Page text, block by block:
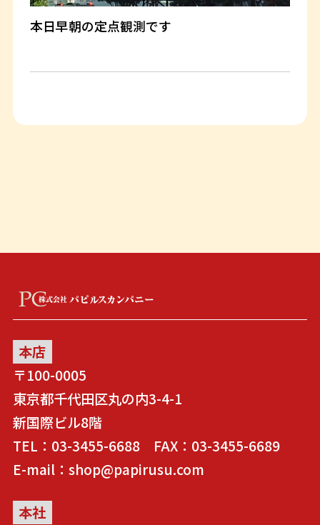
本日早朝の定点観測です
本店
〒100-0005
東京都千代田区丸の内3-4-1
新国際ビル8階
TEL：03-3455-6688 FAX：03-3455-6689
E-mail：shop@papirusu.com
本社